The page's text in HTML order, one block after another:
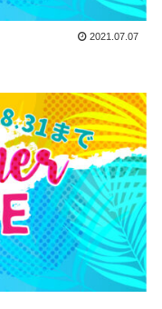
2021.07.07